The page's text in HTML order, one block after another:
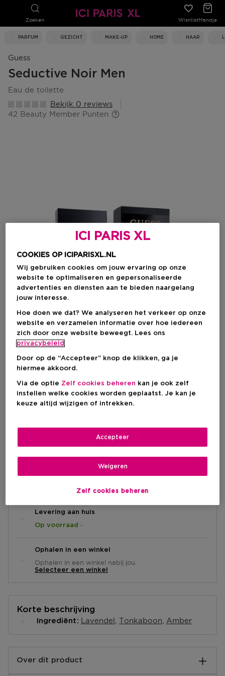
Zoeken WishlistMandje
PARFUM GEZICHT MAKE-UP HOME HAAR
Guess
Seductive Noir Men
eau de toilette
Bekijk 0 reviews
42 Beauty Member Punten
Kies je formaat
100 ML Op voorraad
100 ML
Kortingsprijs
€ 42,75
Productprijs
€ 57,00
Kortingsprijs
€ 42,75
Levering aan huis
Op voorraad -
Ophalen in een winkel
Ophalen in een winkel nabij jou.
Selecteer een winkel
Korte beschrijving
Ingrediënt Lavendel Tonkaboon Amber
Over dit product
ICI PARIS XL
COOKIES OP ICIPARISXL.NL
Wij gebruiken cookies om jouw ervaring op onze
website te optimaliseren en gepersonaliseerde
advertenties en diensten aan te bieden naargelang
jouw interesse.
Hoe doen we dat? We analyseren het verkeer op onze
website en verzamelen informatie over hoe iedereen
zich door onze website beweegt. Lees ons
privacybeleid
Door op de “Accepteer” knop de klikken, ga je
hiermee akkoord.
Via de optie Zelf cookies beheren kan je ook zelf
instellen welke cookies worden geplaatst. Je kan je
keuze altijd wijzigen of intrekken.
Zelf cookies beheren
Weigeren
Accepteer